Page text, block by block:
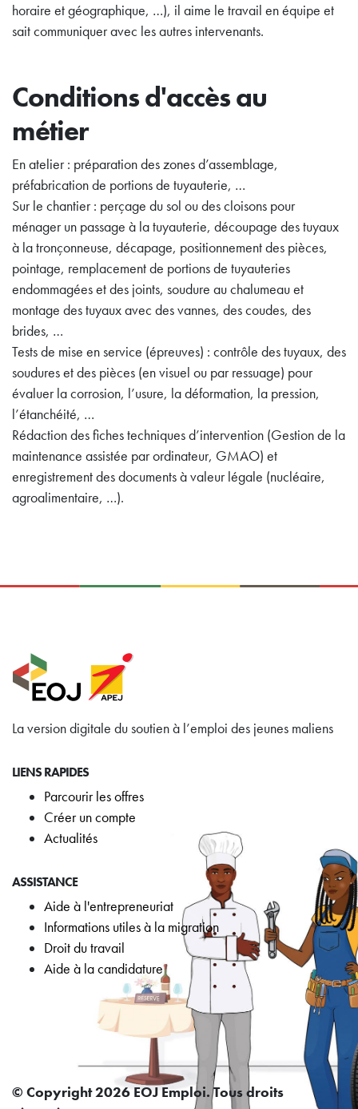
horaire et géographique, …), il aime le travail en équipe et
sait communiquer avec les autres intervenants.
Conditions d'accès au
métier
En atelier : préparation des zones d’assemblage,
préfabrication de portions de tuyauterie, …
Sur le chantier : perçage du sol ou des cloisons pour
ménager un passage à la tuyauterie, découpage des tuyaux
à la tronçonneuse, décapage, positionnement des pièces,
pointage, remplacement de portions de tuyauteries
endommagées et des joints, soudure au chalumeau et
montage des tuyaux avec des vannes, des coudes, des
brides, …
Tests de mise en service (épreuves) : contrôle des tuyaux, des
soudures et des pièces (en visuel ou par ressuage) pour
évaluer la corrosion, l’usure, la déformation, la pression,
l’étanchéité, …
Rédaction des fiches techniques d’intervention (Gestion de la
maintenance assistée par ordinateur, GMAO) et
enregistrement des documents à valeur légale (nucléaire,
agroalimentaire, …).
La version digitale du soutien à l’emploi des jeunes maliens
LIENS RAPIDES
Parcourir les offres
Créer un compte
Actualités
ASSISTANCE
Aide à l'entrepreneuriat
Informations utiles à la migration
Droit du travail
Aide à la candidature
© Copyright 2026 EOJ Emploi. Tous droits